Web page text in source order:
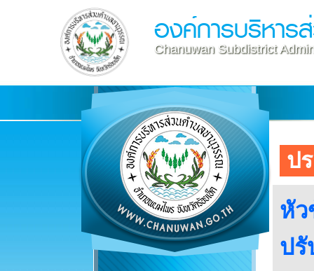
องค์การบริหาร
Chanuwan Subdistrict
ป
หัว
ปรั